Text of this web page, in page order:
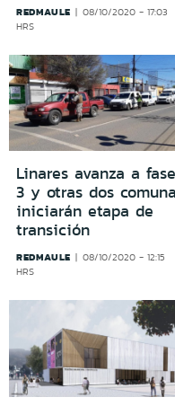
REDMAULE
08/10/2020 - 17:03
HRS
Linares avanza a fase
3 y otras dos
iniciarán etapa de
transición
REDMAULE
08/10/2020 - 12:15
HRS